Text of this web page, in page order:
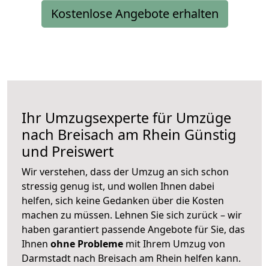
Kostenlose Angebote erhalten
Ihr Umzugsexperte für Umzüge
nach Breisach am Rhein Günstig
und Preiswert
Wir verstehen, dass der Umzug an sich schon
stressig genug ist, und wollen Ihnen dabei
helfen, sich keine Gedanken über die Kosten
machen zu müssen. Lehnen Sie sich zurück – wir
haben garantiert passende Angebote für Sie, das
Ihnen ohne Probleme mit Ihrem Umzug von
Darmstadt nach Breisach am Rhein helfen kann.